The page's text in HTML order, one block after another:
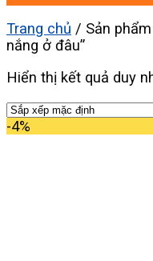
Trang chủ / Sản
nắng ở đâu”
Hiển thị kết quả duy
-4%